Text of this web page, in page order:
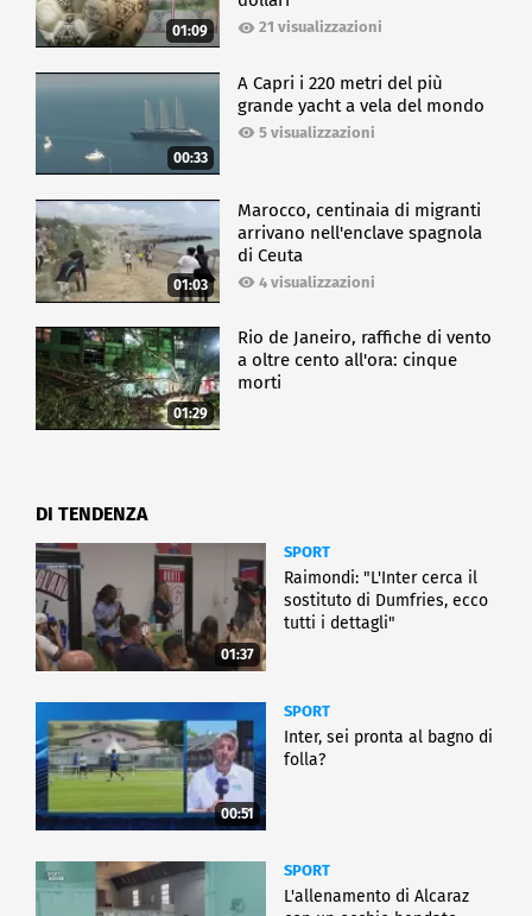
01:09 21 visualizzazioni
00:33
A Capri i 220 metri del più
grande yacht a vela del mondo
5 visualizzazioni
01:03
Marocco, centinaia di migranti
arrivano nell'enclave spagnola
di Ceuta
4 visualizzazioni
01:29
Rio de Janeiro, raffiche di vento
a oltre cento all'ora: cinque
morti
DI TENDENZA
01:37
SPORT
Raimondi: "L'Inter cerca il
sostituto di Dumfries, ecco
tutti i dettagli"
00:51
SPORT
Inter, sei pronta al bagno di
folla?
SPORT
L'allenamento di Alcaraz